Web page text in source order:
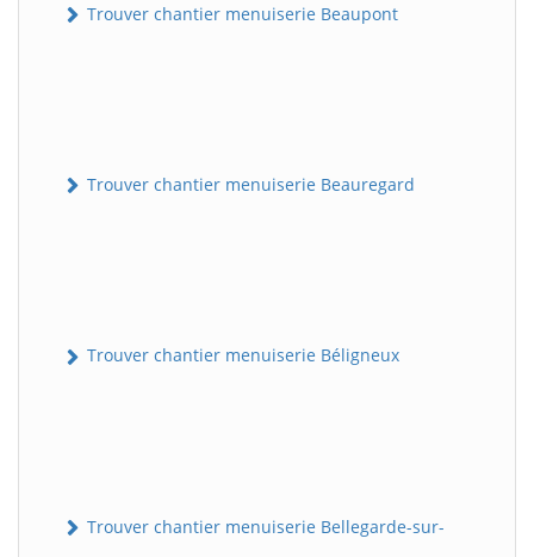
Trouver chantier menuiserie Beaupont
Trouver chantier menuiserie Beauregard
Trouver chantier menuiserie Béligneux
Trouver chantier menuiserie Bellegarde-sur-